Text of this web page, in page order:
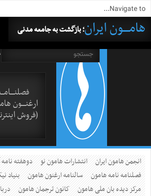
هامــــون ایران؛ بازگشت به جامعه مدنی
ارغنــــون
(فروش
انجمن هامون ایران انتشارات هامون نو
دوهفته
فصلنامه نامه هامون
سالنامه ارغنون هامون
بنیاد
مرکز دیده بان ملی هامون
کانون ترجمان هامون